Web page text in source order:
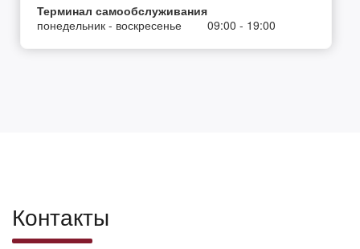
Терминал самообслуживания
понедельник - воскресенье
09:00 - 19:00
Контакты